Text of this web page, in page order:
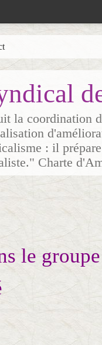
la coordination
: il
Charte
le